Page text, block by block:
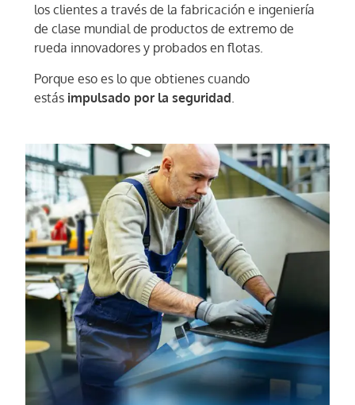
los clientes a través de la fabricación e ingeniería
de clase mundial de productos de extremo de
rueda innovadores y probados en flotas.
Porque eso es lo que obtienes cuando
estás impulsado por la seguridad.